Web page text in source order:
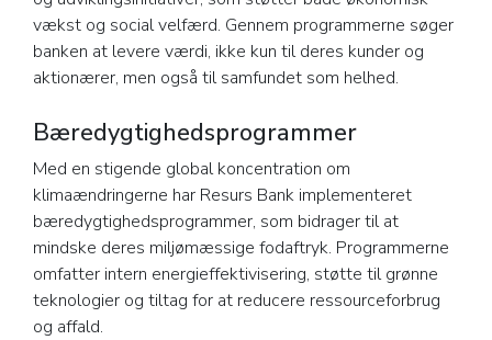
vækst og social velfærd. Gennem programmerne søger
banken at levere værdi, ikke kun til deres kunder og
aktionærer, men også til samfundet som helhed.
Bæredygtighedsprogrammer
Med en stigende global koncentration om
klimaændringerne har Resurs Bank implementeret
bæredygtighedsprogrammer, som bidrager til at
mindske deres miljømæssige fodaftryk. Programmerne
omfatter intern energieffektivisering, støtte til grønne
teknologier og tiltag for at reducere ressourceforbrug
og affald.